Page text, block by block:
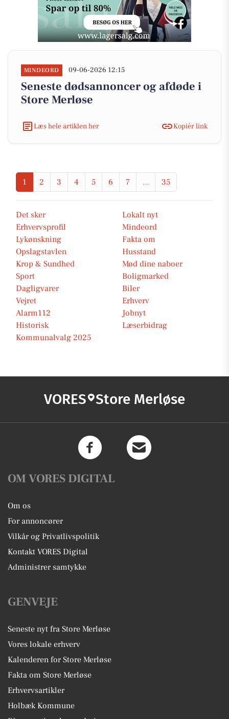
MINDEORD 09-06-2026 12:15
Seneste dødsannoncer og afdøde i
Store Merløse
Læs hele artiklen her Kopiér link
1 2 3 4 5 6 7 ... 35
Det sker
Lokalt nyt
Erhvervsprofil
Mindeord
Lykønskning
Fakta om
Opslagstavlen
Husstand
Krop & Sundhed
Mød dine naboer
Sport
Boligmarked
Dagligvarer
Biler
Vejret
Erhverv
Alarm112
Jobnyt
Historisk
Læserbidrag
Kommunalvalg 2025
VORES Store Merløse
OM VORES DIGITAL
Om os
For annoncører
Vilkår og Privatlivspolitik
Kontakt VORES Digital
Administrer samtykke
GENVEJE
Seneste nyt fra Store Merløse
Vores lokale erhverv
Kalenderen for Store Merløse
Fakta om Store Merløse
Erhvervsartikler
Holbæk Kommune